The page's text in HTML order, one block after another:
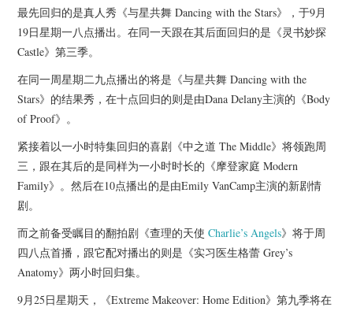
美剧英剧
电影档期
推荐电影
最先回归的是真人秀《与星共舞 Dancing with the Stars》，于9月
19日星期一八点播出。在同一天跟在其后面回归的是《灵书妙探
Castle》第三季。
在同一周星期二九点播出的将是《与星共舞 Dancing with the
Stars》的结果秀，在十点回归的则是由Dana Delany主演的《Body
of Proof》。
紧接着以一小时特集回归的喜剧《中之道 The Middle》将领跑周
三，跟在其后的是同样为一小时时长的《摩登家庭 Modern
Family》。然后在10点播出的是由Emily VanCamp主演的新剧情
剧。
而之前备受瞩目的翻拍剧《查理的天使Charlie’s Angels》将于周
四八点首播，跟它配对播出的则是《实习医生格蕾 Grey’s
Anatomy》两小时回归集。
9月25日星期天，《Extreme Makeover: Home Edition》第九季将在